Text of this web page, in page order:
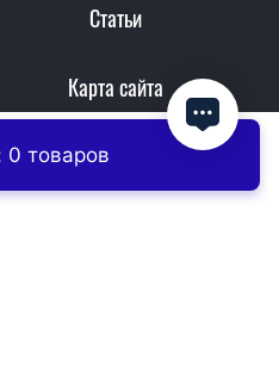
Статьи
Карта сайта
0 товаров